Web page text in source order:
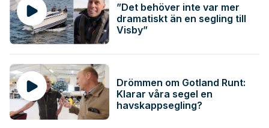
”Det behöver inte var mer
dramatiskt än en segling till
Visby”
Drömmen om Gotland Runt:
Klarar våra segel en
havskappsegling?